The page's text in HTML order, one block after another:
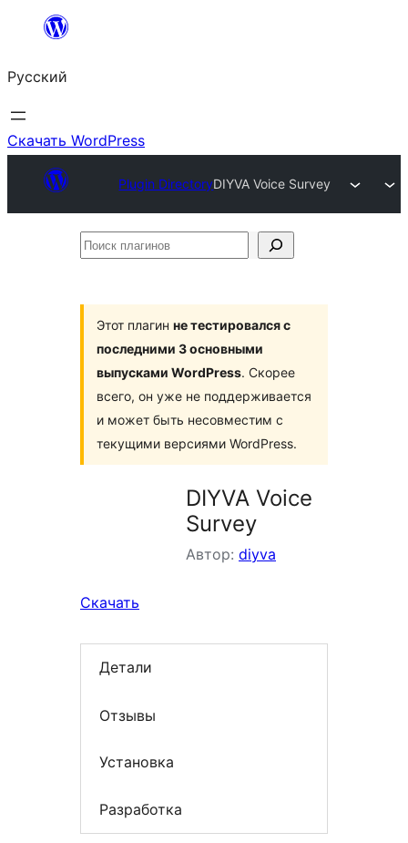
Перейти
содержимому
Русский
Скачать WordPress
Plugin DirectoryDIYVA Voice Survey
Поиск
Этот плагин не тестировался с
последними 3 основными
выпусками WordPress. Скорее
всего, он уже не поддерживается
и может быть несовместим с
текущими версиями WordPress.
DIYVA Voice
Survey
Автор: diyva
Скачать
Детали
Отзывы
Установка
Разработка